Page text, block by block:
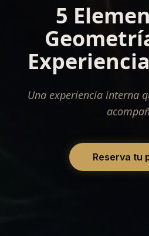
5
Una experiencia interna
Reserva tu